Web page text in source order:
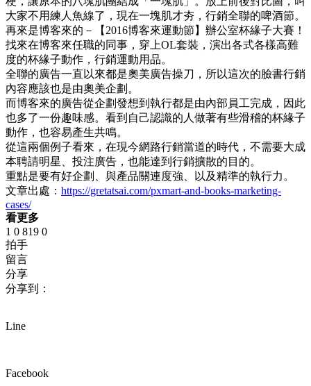
大家不用練人魚線了，現在一塊肌才夯，行銷全聯的啤酒節。
再來是博客來的－【2016博客來運動節】辦公室杯緣子大賽！
找來在博客來任職的同事，穿上OL套裝，演出各式各樣高難
度的杯緣子動作，行銷運動用品。
全聯的廣告一直以來都是奧美廣告操刀，所以這次的臉書行銷
內容應該也是由奧美企劃。
而博客來的廣告從企劃發想到執行都是由內部員工完成，因此
也多了一份趣味感。看到自己認識的人做著有些滑稽的杯緣子
動作，也容易產生共鳴。
從這兩個例子看來，在現今網路行銷當道的時代，不需要大成
本聘請明星、投注廣告，也能達到行銷擴散的目的。
重點是要有好企劃、與產品關連度強、以及精準的執行力。
文章出處： https://gretatsai.com/pxmart-and-books-marketing-
cases/
看更多
1 0 819 0
拍手
留言
分享
分享到：
Line
Facebook